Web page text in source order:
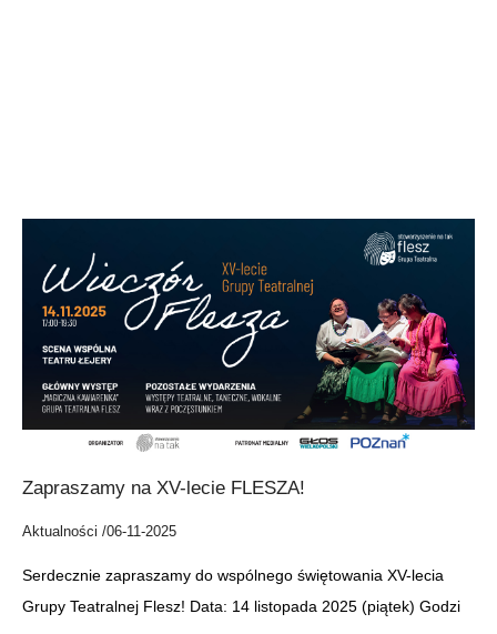
Zapraszamy na XV-lecie FLESZA!
Aktualności /06-11-2025
Serdecznie zapraszamy do wspólnego świętowania XV-lecia
Grupy Teatralnej Flesz! Data: 14 listopada 2025 (piątek) Godzi